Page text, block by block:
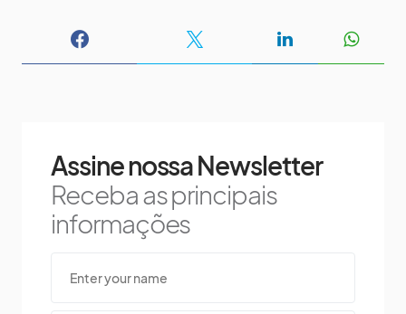
Assine nossa Newsletter
Receba as principais
informações